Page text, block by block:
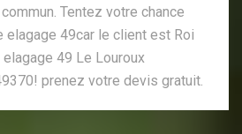
Tentez votre chance
elagage 49car le client est Roi
49 Le Louroux
prenez votre devis gratuit.